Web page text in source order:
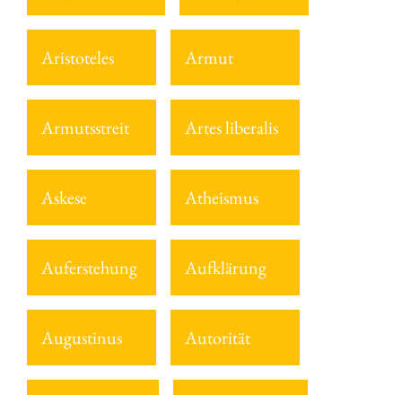
Aristoteles Armut
Armutsstreit Artes liberalis
Askese Atheismus
Auferstehung Aufklärung
Augustinus Autorität